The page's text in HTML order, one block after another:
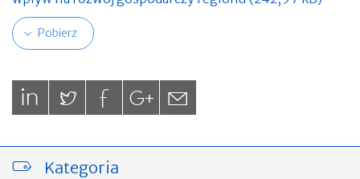
Pobierz
Kategoria